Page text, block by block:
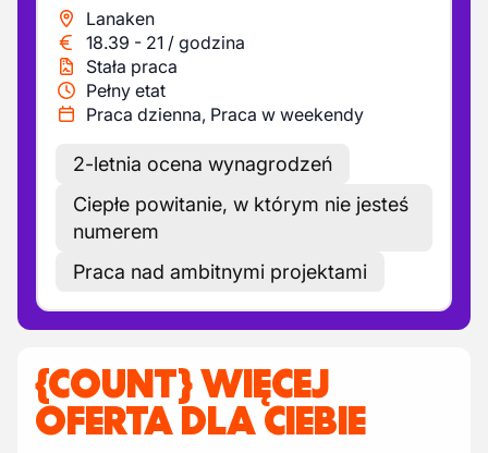
Lanaken
18.39 - 21 / godzina
Stała praca
Pełny etat
Praca dzienna, Praca w weekendy
2-letnia ocena wynagrodzeń
Ciepłe powitanie, w którym nie jesteś
numerem
Praca nad ambitnymi projektami
{COUNT} WIĘCEJ
OFERTA DLA CIEBIE